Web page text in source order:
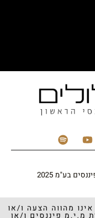
בע"מ 2025
מהווה הצעה ו/או
מ.י.מ פיננסים ו/או